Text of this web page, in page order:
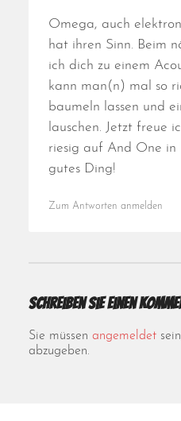
Omega, auch
hat ihren Sinn. Beim
ich dich zu einem
kann man(n) mal so
baumeln lassen und
lauschen. Jetzt freue
riesig auf And One
gutes Ding!
Zum Antworten anmelden
Schreiben Sie einen
Sie müssen angemeldet
abzugeben.